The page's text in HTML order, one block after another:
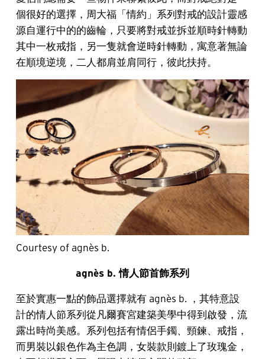
個很好的選擇，周大福「情約」系列對戒的設計靈感
源自運行中的的齒輪，只要將對戒並拆並順時針轉動
其中一枚戒指，另一隻就會逆時針轉動，寓意著無論
在順境逆境，二人都肩並肩同行，彼此扶持。
Courtesy of agnès b.
agnès b. 情人節首飾系列
至於實惠一點的飾品選擇就有 agnès b. ，其特意設
計的情人節系列從凡爾賽宮建築美學中得到啟發，流
露出時尚美感。系列包括有情侶手鐲、頸鍊、戒指，
而男裝以銀色作為主色調，女裝款則鍍上了玫瑰金，